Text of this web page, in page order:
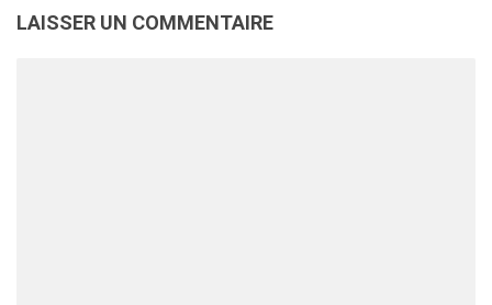
LAISSER UN COMMENTAIRE